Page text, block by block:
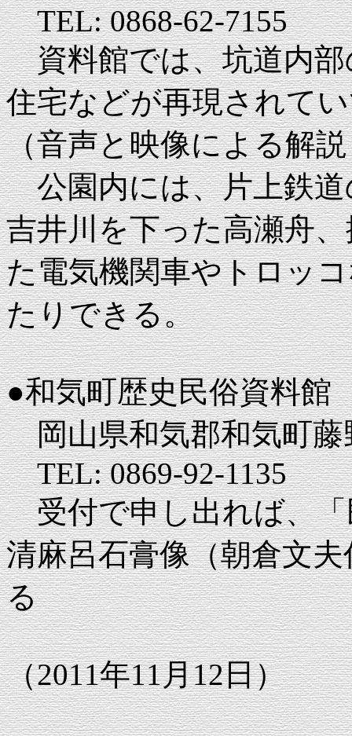
TEL: 0868-62-7155
資料館では、坑道内部
住宅などが再現されて
（音声と映像による解
公園内には、片上鉄道
吉井川を下った高瀬舟
た電気機関車やトロッ
たりできる。
●和気町歴史民俗資料館
岡山県和気郡和気町藤
TEL: 0869-92-1135
受付で申し出れば、「
清麻呂石膏像（朝倉文
る
（2011年11月12日）